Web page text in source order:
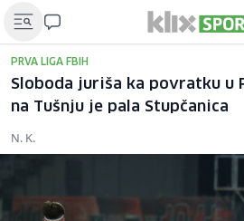
PRVA LIGA FBIH
Sloboda juriša ka povratku u
na Tušnju je pala Stupčanica
N. K.